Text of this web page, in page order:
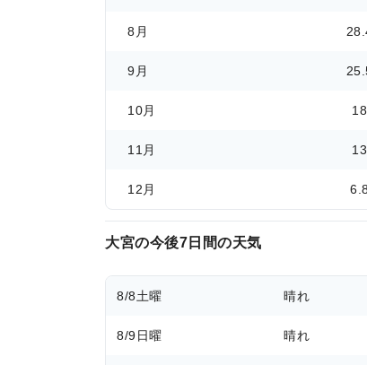
8月
9月
10月
11月
12月
大宮の今後7日間の天気
8/8土曜 晴れ
8/9日曜 晴れ